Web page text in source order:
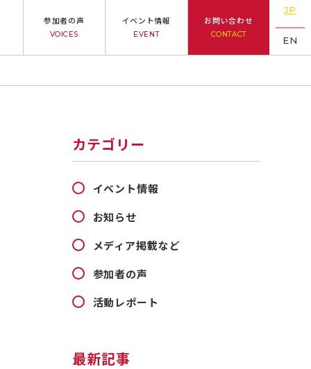
参加者の声
VOICES
イベント情報
EVENT
お問い合わせ
CONTACT
JP
EN
カテゴリー
イベント情報
お知らせ
メディア掲載など
参加者の声
活動レポート
最新記事